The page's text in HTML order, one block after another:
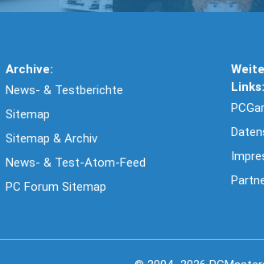
Archive:
News- & Testberichte
Sitemap
Sitemap & Archiv
News- & Test-Atom-Feed
PC Forum Sitemap
Links: